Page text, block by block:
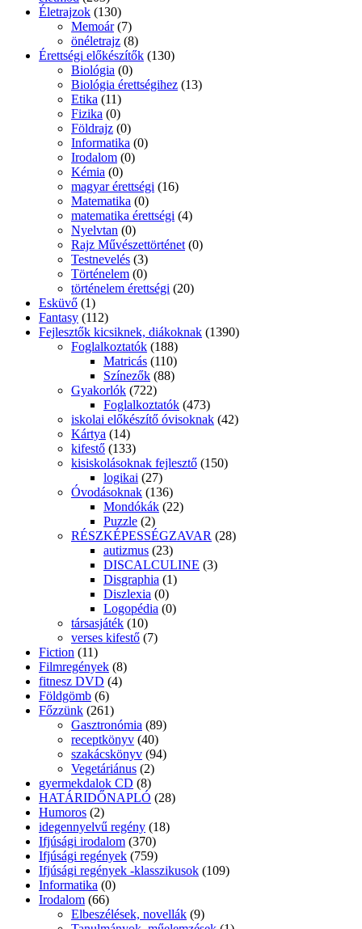
Életrajzok (130)
Memoár (7)
önéletrajz (8)
Érettségi előkészítők (130)
Biológia (0)
Biológia érettségihez (13)
Etika (11)
Fizika (0)
Földrajz (0)
Informatika (0)
Irodalom (0)
Kémia (0)
magyar érettségi (16)
Matematika (0)
matematika érettségi (4)
Nyelvtan (0)
Rajz Művészettörténet (0)
Testnevelés (3)
Történelem (0)
történelem érettségi (20)
Esküvő (1)
Fantasy (112)
Fejlesztők kicsiknek, diákoknak (1390)
Foglalkoztatók (188)
Matricás (110)
Színezők (88)
Gyakorlók (722)
Foglalkoztatók (473)
iskolai előkészítő óvisoknak (42)
Kártya (14)
kifestő (133)
kisiskolásoknak fejlesztő (150)
logikai (27)
Óvodásoknak (136)
Mondókák (22)
Puzzle (2)
RÉSZKÉPESSÉGZAVAR (28)
autizmus (23)
DISCALCULINE (3)
Disgraphia (1)
Diszlexia (0)
Logopédia (0)
társasjáték (10)
verses kifestő (7)
Fiction (11)
Filmregények (8)
fitnesz DVD (4)
Földgömb (6)
Főzzünk (261)
Gasztronómia (89)
receptkönyv (40)
szakácskönyv (94)
Vegetáriánus (2)
gyermekdalok CD (8)
HATÁRIDŐNAPLÓ (28)
Humoros (2)
idegennyelvű regény (18)
Ifjúsági irodalom (370)
Ifjúsági regények (759)
Ifjúsági regények -klasszikusok (109)
Informatika (0)
Irodalom (66)
Elbeszélések, novellák (9)